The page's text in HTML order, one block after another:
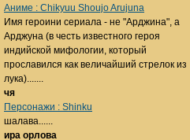
Аниме : Chikyuu Shoujo Arujuna
Имя героини сериала - не "Арджина", а
Арджуна (в честь известного героя
индийской мифологии, который
прославился как величайший стрелок из
лука).......
чя
Персонажи : Shinku
шалава......
ира орлова